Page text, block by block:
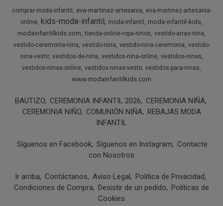
comprar-moda-infantil eva-martinez-artesania
eva-martinez-artesania-
online kids-moda-infantil moda-infantil
moda-infantil-kids
modainfantilkids.com tienda-online-ropa-ninos vestido-arras-nina
vestido-ceremonia-nina vestido-nina vestido-nina-ceremonia vestido-
nina-vestir vestidos-de-nina vestidos-nina-online vestidos-ninas
vestidos-ninas-online vestidos-ninas-vestir vestidos-para-ninas
www.modainfantilkids.com
BAUTIZO CEREMONIA INFANTIL 2026
CEREMONIA NIÑA
CEREMONIA NIÑO COMUNIÓN NIÑA REBAJAS MODA
INFANTIL
Síguenos en Facebook Síguenos en Instagram
Contacte
con Nosotros
Ir arriba Contáctanos Aviso Legal
Política de Privacidad
Condiciones de Compra
Desistir de un pedido
Políticas de
Cookies